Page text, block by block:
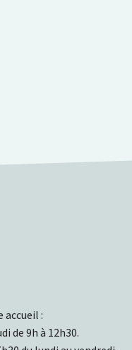
:
de 9h à 12h30.